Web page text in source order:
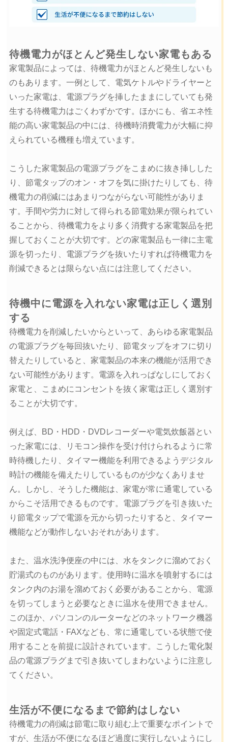
待機電力がほとんど発生しない家電もある
家電製品によっては、待機電力がほとんど発生しないも
のもあります。一例として、電気ケトルやドライヤーと
いった家電は、電源プラグを挿したままにしていても発
生する待機電力はごくわずかです。ほかにも、省エネ性
能の高い家電製品の中には、待機時消費電力が大幅に抑
えられている機種も増えています。
こうした家電製品の電源プラグをこまめに抜き挿しした
り、節電タップのオン・オフを気に掛けたりしても、待
機電力の削減にはあまりつながらない可能性がありま
す。手間や労力に対して得られる節電効果が限られてい
ることから、待機電力をより多く消費する家電製品を把
握しておくことが大切です。どの家電製品も一律に主電
源を切ったり、電源プラグを抜いたりすれば待機電力を
削減できるとは限らない点には注意してください。
待機中に電源を入れない家電は正しく選別
する
待機電力を削減したいからといって、あらゆる家電製品
の電源プラグを毎回抜いたり、節電タップをオフに切り
替えたりしていると、家電製品の本来の機能が活用でき
ない可能性があります。電源を入れっぱなしにしておく
家電と、こまめにコンセントを抜く家電は正しく選別す
ることが大切です。
例えば、BD・HDD・DVDレコーダーや電気炊飯器とい
った家電には、リモコン操作を受け付けられるように常
時待機したり、タイマー機能を利用できるようデジタル
時計の機能を備えたりしているものが少なくありませ
ん。しかし、そうした機能は、家電が常に通電している
からこそ活用できるものです。電源プラグを引き抜いた
り節電タップで電源を元から切ったりすると、タイマー
機能などが動作しないおそれがあります。
また、温水洗浄便座の中には、水をタンクに溜めておく
貯湯式のものがあります。使用時に温水を噴射するには
タンク内のお湯を溜めておく必要があることから、電源
を切ってしまうと必要なときに温水を使用できません。
このほか、パソコンのルーターなどのネットワーク機器
や固定式電話・FAXなども、常に通電している状態で使
用することを前提に設計されています。こうした電化製
品の電源プラグまで引き抜いてしまわないように注意し
てください。
生活が不便になるまで節約はしない
待機電力の削減は節電に取り組む上で重要なポイントで
すが、生活が不便になるほど過度に実行しないようにし